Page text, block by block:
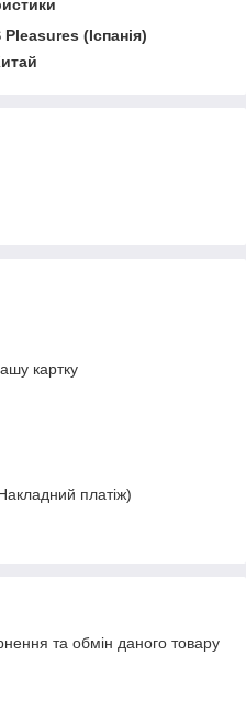
Pleasures (Іспанія)
картку
платіж)
та обмін даного товару